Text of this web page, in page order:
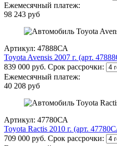
Ежемесячный платеж:
98 243 руб
Артикул: 47888СА
Toyota Avensis 2007 г. (арт.
839 000 руб. Срок рассрочки:
Ежемесячный платеж:
40 208 руб
Артикул: 47780СА
Toyota Ractis 2010 г. (арт.
709 000 руб. Срок рассрочки: